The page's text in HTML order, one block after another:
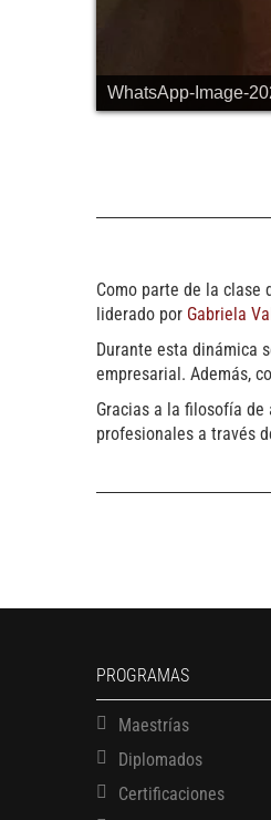
WhatsApp-Image-
Como parte de la clase
liderado por Gabriela
Durante esta dinámica
empresarial. Además,
Gracias a la filosofía
profesionales a través
PROGRAMAS
Maestrías
Diplomados
Certificaciones